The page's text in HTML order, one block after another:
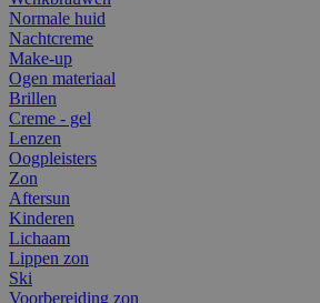
Normale huid
Nachtcreme
Make-up
Ogen materiaal
Brillen
Creme - gel
Lenzen
Oogpleisters
Zon
Aftersun
Kinderen
Lichaam
Lippen zon
Ski
Voorbereiding zon